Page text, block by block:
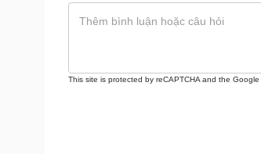
This site is protected by reCAPTCHA and the Google